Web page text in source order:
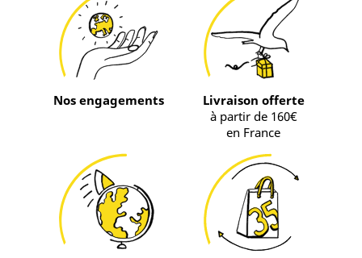
Nos engagements
Livraison offerte
à partir de 160€
en France